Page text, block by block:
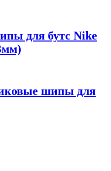
для бутс Nike
шипы для